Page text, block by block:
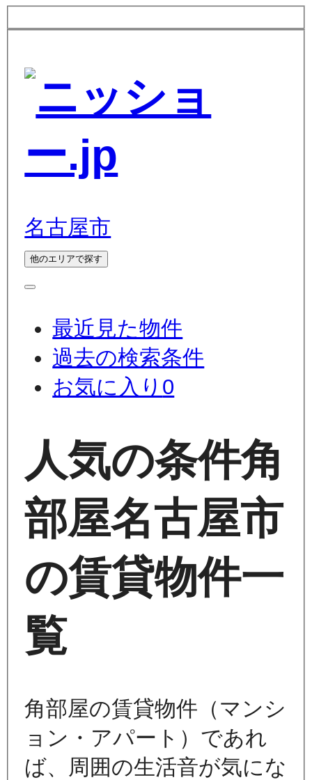
名古屋市
他のエリアで探す
最近見た物件
過去の検索条件
お気に入り 0
人気の条件角
部屋名古屋市
の賃貸物件一
覧
角部屋の賃貸物件（マンシ
ョン・アパート）であれ
ば、周囲の生活音が気にな